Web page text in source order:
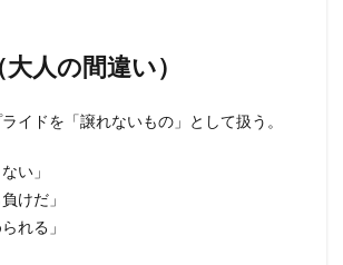
人の間違い）
イドを「譲れないもの」として扱う。
い」
けだ」
れる」